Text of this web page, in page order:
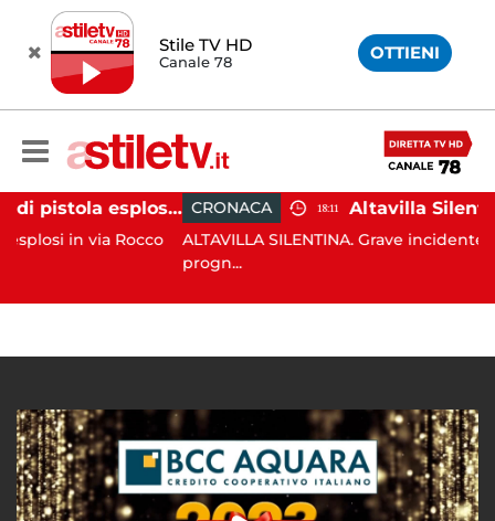
Stile TV HD
Canale 78 OTTIENI
Salerno, colpi di pistola esplosi a Pastena: paura tra i residenti
via Rocco
CRONACA 18:11
ALTAVILLA SILENTINA. Grave incidente in